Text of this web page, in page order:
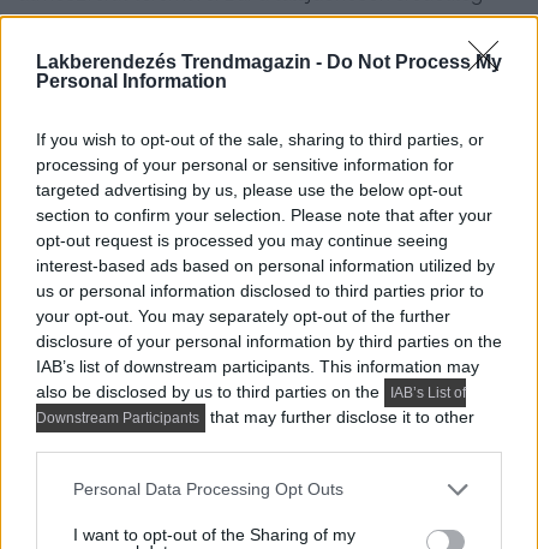
Lakberendezés Trendmagazin - Do Not Process My
Personal Information
If you wish to opt-out of the sale, sharing to third parties, or
processing of your personal or sensitive information for
targeted advertising by us, please use the below opt-out
section to confirm your selection. Please note that after your
opt-out request is processed you may continue seeing
interest-based ads based on personal information utilized by
us or personal information disclosed to third parties prior to
your opt-out. You may separately opt-out of the further
disclosure of your personal information by third parties on the
IAB’s list of downstream participants. This information may
also be disclosed by us to third parties on the
IAB’s List of
Downstream Participants
that may further disclose it to other
Please note that this website/app uses one or more Google
not limited to your visit or usage behaviour. You may click to
Personal Data Processing Opt Outs
I want to opt-out of the Sharing of my
külön étkezőt és egy dohányzóasztalos, tévés nappalit
szerettek volna, a méretek ezt nem tették lehetővé. A
kompromisszumos, ám rendkívül praktikus megoldás
állítottak. Ebben a zónában a világítást is gondosan
megtervezték: a többféle fényforrásnak köszönhetően a
világítás erőssége mindig az aktuális hangulathoz és
tevékenységhez igazítható. A tér közvetlenül
kapcsolódik a fás területre néző loggiához, ahol fonott
fotelekkel egy kellemes, meleg évszakokban
használható pihenősarkot alakítottak ki. A tárolás itt is
megjelenik: egy nyitott polcrendszer és egy lamellás
frontokkal ellátott háztartási szekrény formájában.